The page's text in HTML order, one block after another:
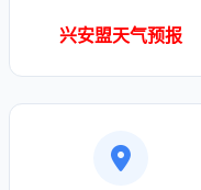
兴安盟天气预报